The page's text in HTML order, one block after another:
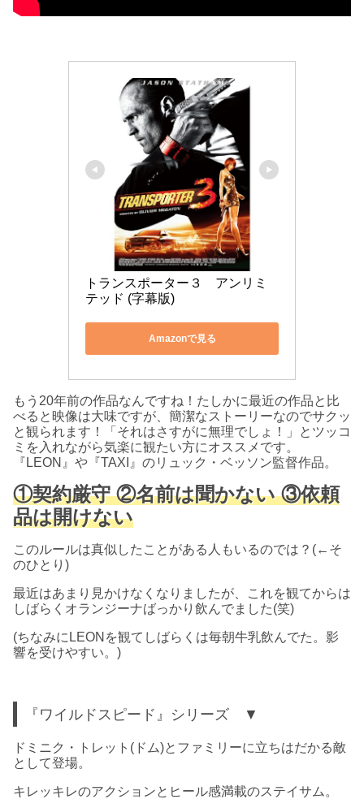
トランスポーター３　アンリミ
テッド (字幕版)
Amazonで見る
もう20年前の作品なんですね！たしかに最近の作品と比
べると映像は大味ですが、簡潔なストーリーなのでサクッ
と観られます！「それはさすがに無理でしょ！」とツッコ
ミを入れながら気楽に観たい方にオススメです。
『LEON』や『TAXI』のリュック・ベッソン監督作品。
①契約厳守 ②名前は聞かない ③依頼
品は開けない
このルールは真似したことがある人もいるのでは？(←そ
のひとり)
最近はあまり見かけなくなりましたが、これを観てからは
しばらくオランジーナばっかり飲んでました(笑)
(ちなみにLEONを観てしばらくは毎朝牛乳飲んでた。影
響を受けやすい。)
『ワイルドスピード』シリーズ ▼
ドミニク・トレット(ドム)とファミリーに立ちはだかる敵
として登場。
キレッキレのアクションとヒール感満載のステイサム。